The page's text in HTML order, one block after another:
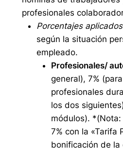
profesionales
Porcentajes
según la situación
empleado.
Profesionales/
general), 7%
profesionales
los dos
módulos).
7% con la «Tarifa
bonificación de la